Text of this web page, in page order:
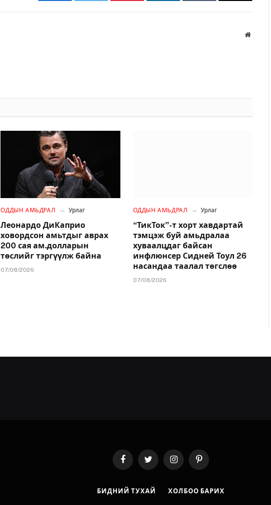
Вэбсайт
ОДДЫН АМЬДРАЛ Урлаг
Леонардо ДиКаприо
ховордсон амьтдыг аврах
200 сая ам.долларын
төслийг тэргүүлж байна
07/08/2026
ОДДЫН АМЬДРАЛ Урлаг
“ТикТок”-т хорт хавдартай
тэмцэж буй амьдралаа
хуваалцдаг байсан
инфлюнсер Сидней Тоул 26
насандаа таалал төгслөө
07/08/2026
FacebookTwitter InstagramPinterest
БИДНИЙ ТУХАЙ ХОЛБОО БАРИХ